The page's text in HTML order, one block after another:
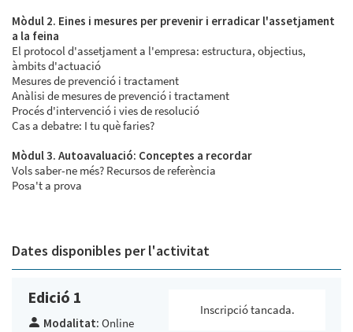
Mòdul 2. Eines i mesures per prevenir i erradicar l'assetjament
a la feina
El protocol d'assetjament a l'empresa: estructura, objectius,
àmbits d'actuació
Mesures de prevenció i tractament
Anàlisi de mesures de prevenció i tractament
Procés d'intervenció i vies de resolució
Cas a debatre: I tu què faries?
Mòdul 3. Autoavaluació: Conceptes a recordar
Vols saber-ne més? Recursos de referència
Posa't a prova
Dates disponibles per l'activitat
Edició 1
Modalitat: Online
Inscripció tancada.